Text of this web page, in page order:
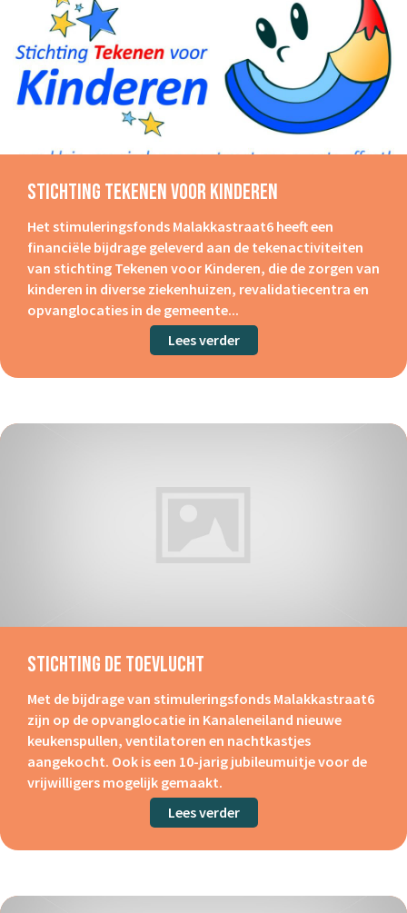
Stichting Tekenen Voor Kinderen
Het stimuleringsfonds Malakkastraat6 heeft een
financiële bijdrage geleverd aan de tekenactiviteiten
van stichting Tekenen voor Kinderen, die de zorgen van
kinderen in diverse ziekenhuizen, revalidatiecentra en
opvanglocaties in de gemeente...
Lees verderabout Stichting Tekenen
Stichting De Toevlucht
Met de bijdrage van stimuleringsfonds Malakkastraat6
zijn op de opvanglocatie in Kanaleneiland nieuwe
keukenspullen, ventilatoren en nachtkastjes
aangekocht. Ook is een 10-jarig jubileumuitje voor de
vrijwilligers mogelijk gemaakt.
Lees verderabout Stichting de